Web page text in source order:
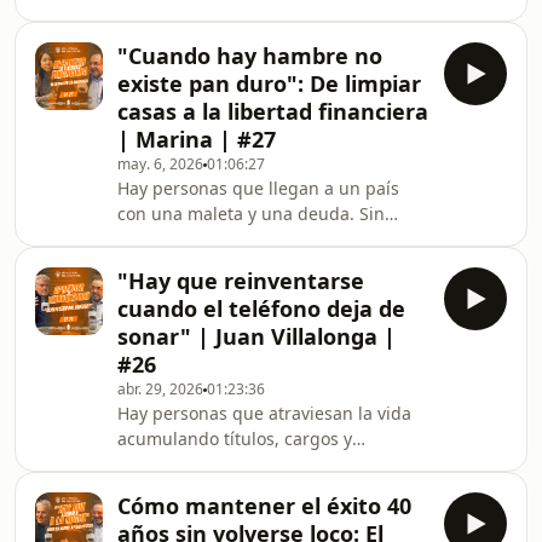
pedía que mirara hacia otro lado. Una
periodista que du
sino en lo que tú decides hacer con
ello cada mañana. Personas que
aprendieron antes que nadie que la
vida no premia al que más talento
tiene, sino al que más está dispuesto
a aguantar. Esta es una conversación
que te va a remover por dentro.
Porque habla de esfuer
"Cuando hay hambre no
existe pan duro": De limpiar
casas a la libertad financiera
| Marina | #27
may. 6, 202601:06:27
Hay personas que llegan a un país
con una maleta y una deuda. Sin
dentro: no volver a pasar hambre.
Esta es una conversación que
incomoda. Porque desmonta excusas.
Porque pone delante de ti a alguien
que hizo con 800 € al mes lo que
muchos no hacen con tres veces más.
Y no lo hizo con trucos ni atajos, sino
con una disciplina q
"Hay que reinventarse
cuando el teléfono deja de
sonar" | Juan Villalonga |
#26
abr. 29, 202601:23:36
Hay personas que atraviesan la vida
acumulando títulos, cargos y
aprendiendo como si fuera su primer
Cómo mantener el éxito 40
años sin volverse loco: El